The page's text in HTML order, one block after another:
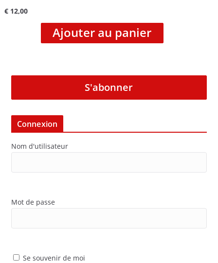
€12,00
Ajouter au panier
S'abonner
Connexion
Nom d'utilisateur
Mot de passe
Se souvenir de moi